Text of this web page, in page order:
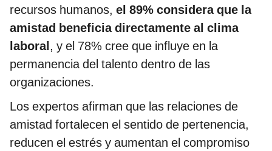
recursos humanos, el 89% considera que la
amistad beneficia directamente al clima
laboral, y el 78% cree que influye en la
permanencia del talento dentro de las
organizaciones.
Los expertos afirman que las relaciones de
amistad fortalecen el sentido de pertenencia,
reducen el estrés y aumentan el compromiso